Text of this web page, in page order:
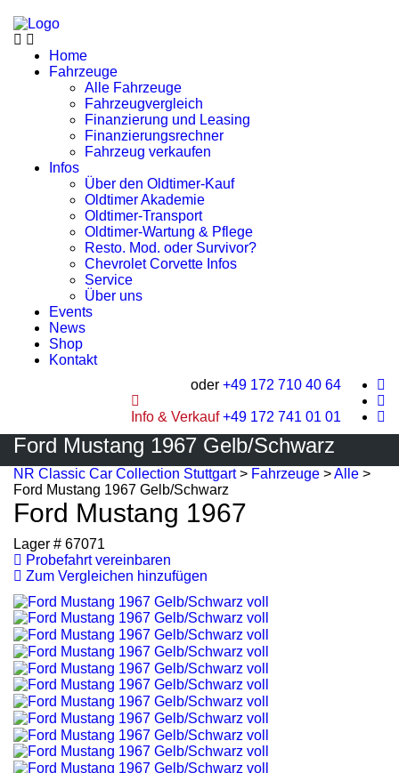
Home
Fahrzeuge
Alle Fahrzeuge
Fahrzeugvergleich
Finanzierung und Leasing
Finanzierungsrechner
Fahrzeug verkaufen
Infos
Über den Oldtimer-Kauf
Oldtimer Akademie
Oldtimer-Transport
Oldtimer-Wartung & Pflege
Resto. Mod. oder Survivor?
Chevrolet Corvette Infos
Service
Über uns
Events
News
Shop
Kontakt
oder +49 172 710 40 64
Info & Verkauf+49 172 741 01 01
Ford Mustang 1967 Gelb/Schwarz
NR Classic Car Collection Stuttgart> Fahrzeuge >Alle >
Ford Mustang 1967 Gelb/Schwarz
Ford Mustang 1967
Lager # 67071
Probefahrt vereinbaren
Zum Vergleichen hinzufügen